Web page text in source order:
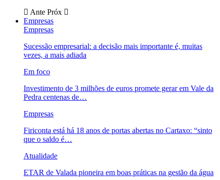
Ante Próx
Empresas
Empresas
Sucessão empresarial: a decisão mais importante é, muitas
vezes, a mais adiada
Em foco
Investimento de 3 milhões de euros promete gerar em Vale da
Pedra centenas de…
Empresas
Firiconta está há 18 anos de portas abertas no Cartaxo: “sinto
que o saldo é…
Atualidade
ETAR de Valada pioneira em boas práticas na gestão da água